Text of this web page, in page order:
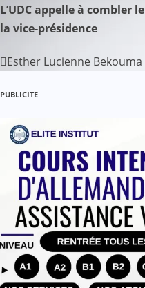
’
a
r
t
L’UDC appelle à
la vice-présidence
Esther Lucienne Bekouma
PUBLICITE